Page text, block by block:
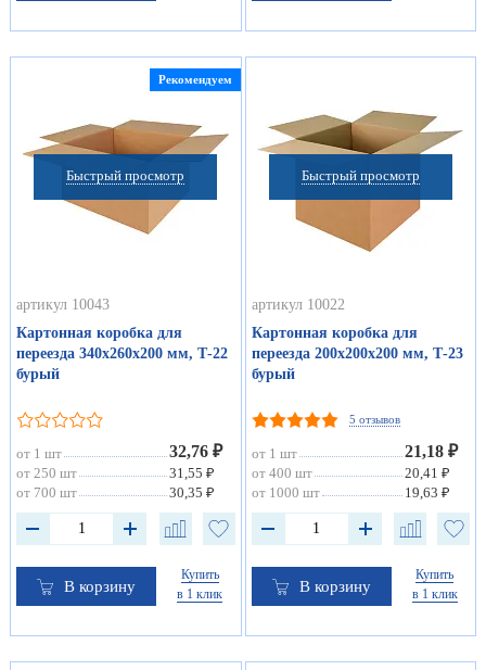
Быстрый просмотр
Рекомендуем
артикул 10043
Картонная коробка для
переезда 340х260х200 мм, Т-22
бурый
от 1 шт 32,76 ₽
от 250 шт
31,55 ₽
от 700 шт
30,35 ₽
В корзину
Купить
в 1 клик
Быстрый просмотр
артикул 10022
Картонная коробка для
переезда 200х200х200 мм, Т-23
бурый
5 отзывов
от 1 шт 21,18 ₽
от 400 шт
20,41 ₽
от 1000 шт
19,63 ₽
В корзину
Купить
в 1 клик